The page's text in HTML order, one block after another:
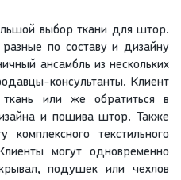
выбор ткани для штор.
по составу и дизайну
ансамбль из нескольких
консультанты. Клиент
или же обратиться в
и пошива штор. Также
комплексного текстильного
могут одновременно
подушек или чехлов